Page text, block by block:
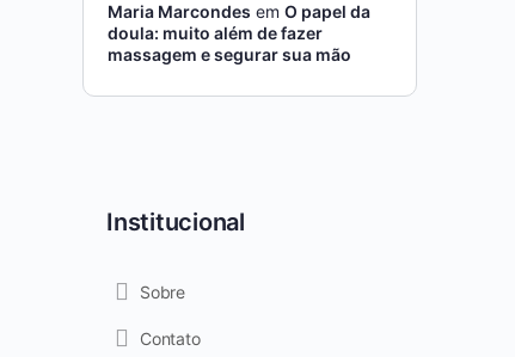
Maria Marcondes em O papel da
doula: muito além de fazer
massagem e segurar sua mão
Institucional
Sobre
Contato